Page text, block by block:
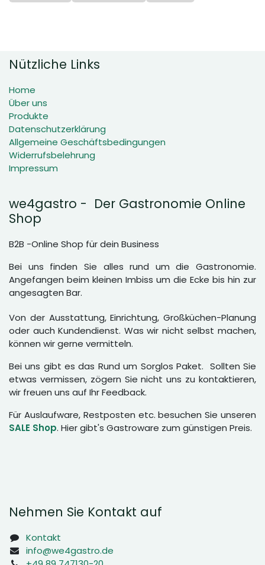
Nützliche Links
Home
Über uns
Produkte
Datenschutzerklärung
Allgemeine Geschäftsbedingungen
Widerrufsbelehrung
Impressum
we4gastro - Der Gastronomie Online
Shop
B2B -Online Shop für dein Business
Bei uns finden Sie alles rund um die Gastronomie.
Angefangen beim kleinen Imbiss um die Ecke bis hin zur
angesagten Bar.
Von der Ausstattung, Einrichtung, Großküchen-Planung
oder auch Kundendienst. Was wir nicht selbst machen,
können wir gerne vermitteln.
Bei uns gibt es das Rund um Sorglos Paket. Sollten Sie
etwas vermissen, zögern Sie nicht uns zu kontaktieren,
wir freuen uns auf Ihr Feedback.
Für Auslaufware, Restposten etc. besuchen Sie unseren
SALE Shop. Hier gibt's Gastroware zum günstigen Preis.
Nehmen Sie Kontakt auf
Kontakt
info@we4gastro.de